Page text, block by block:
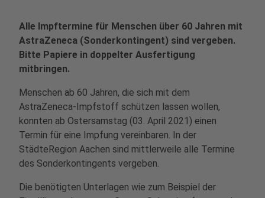
Alle Impftermine für Menschen über 60 Jahren mit
AstraZeneca (Sonderkontingent) sind vergeben.
Bitte Papiere in doppelter Ausfertigung
mitbringen.
Menschen ab 60 Jahren, die sich mit dem
AstraZeneca-Impfstoff schützen lassen wollen,
konnten ab Ostersamstag (03. April 2021) einen
Termin für eine Impfung vereinbaren. In der
StädteRegion Aachen sind mittlerweile alle Termine
des Sonderkontingents vergeben.
Die benötigten Unterlagen wie zum Beispiel der